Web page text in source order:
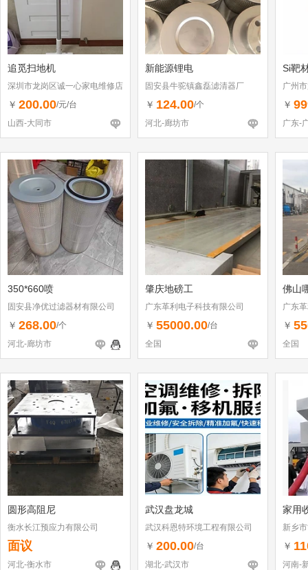
追觅扫地机
深圳市龙岗区诚一心家电维修店
（个体工商户）
￥ 200.00/元/台
山西-大同市
新能源锂电
固安县牛驼镇鑫磊滤清器厂
￥ 124.00/个
河北-廊坊市
Si靶
广州
￥
广东-
350*660喷
固安县净优过滤器材有限公司
￥ 268.00/个
河北-廊坊市
肇庆地磅工
广东革利电子科技有限公司
￥ 55000.00/台
全国
佛山
广东
￥
全国
圆形高阻尼
衡水长江预应力有限公司
面议
河北-衡水市
武汉盘龙城
武汉科恩特环境工程有限公司
￥ 200.00/台
湖北-武汉市
家用
新乡
￥
河南-